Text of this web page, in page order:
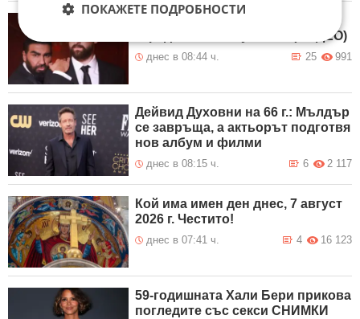
Обвиниха Азис в хомофобия
заради новата му песен (ВИДЕО)
днес в 08:44 ч. 991
25
Дейвид Духовни на 66 г.: Мълдър
се завръща, а актьорът подготвя
нов албум и филми
днес в 08:15 ч. 2 117
6
Кой има имен ден днес, 7 август
2026 г. Честито!
днес в 07:41 ч. 16 123
4
59-годишната Хали Бери прикова
погледите със секси СНИМКИ
ПОКАЖЕТЕ ПОДРОБНОСТИ